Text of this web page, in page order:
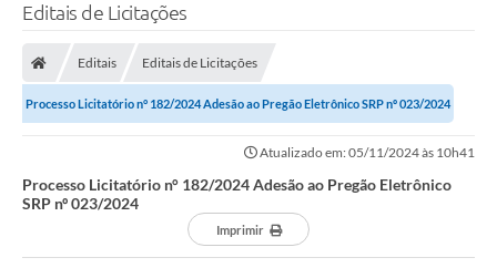
Editais de Licitações
Editais Editais de Licitações
Processo Licitatório n° 182/2024 Adesão ao Pregão Eletrônico SRP nº 023/2024
Atualizado em: 05/11/2024 às 10h41
Processo Licitatório n° 182/2024 Adesão ao Pregão Eletrônico
SRP nº 023/2024
Imprimir